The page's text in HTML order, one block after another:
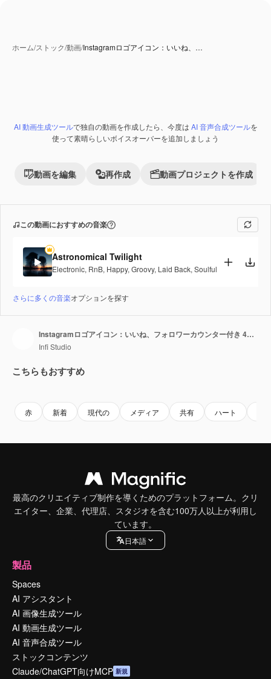
ホーム/ストック/動画/Instagramロゴアイコン：いいね、…
Premium
AI 動画生成ツールで独自の動画を作成したら、今度は AI 音声合成ツールを
使って素晴らしいボイスオーバーを追加しましょう
動画を編集 再作成 動画プロジェクトを作成
この動画におすすめの音楽
Astronomical Twilight
Electronic, RnB, Happy, Groovy, Laid Back, Soulful
さらに多くの音楽オプションを探す
Instagramロゴアイコン：いいね、フォロワーカウンター付き 4K 3D グリーンバックループアニメーション
Infi Studio
こちらもおすすめ
赤 新着 現代の メディア 共有 ハート
最高のクリエイティブ制作を導くためのプラットフォーム。クリ
エイター、企業、代理店、スタジオを含む100万人以上が利用し
ています。
日本語
製品
Spaces
AI アシスタント
AI 画像生成ツール
AI 動画生成ツール
AI 音声合成ツール
ストックコンテンツ
Claude/ChatGPT向けMCP 新規